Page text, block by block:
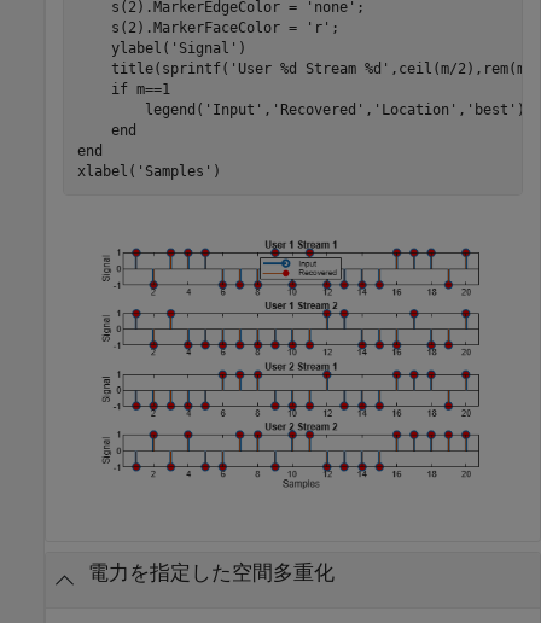
    s(2).MarkerEdgeColor =
'none' ;
    s(2).MarkerFaceColor =
'r' ;
    ylabel(
'Signal' )
    title(sprintf(
'User %d Stream %d' ,ceil(m/
if m==1
        legend(
'Input' , 'Recovered' , 'Location' , 'best' )
end
end
xlabel( 'Samples' )
電力を指定した空間多重化